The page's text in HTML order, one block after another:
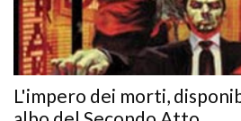
L'impero dei morti,